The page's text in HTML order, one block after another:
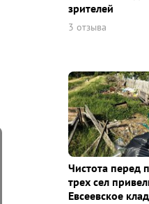
зрителей
3 отзыва
Чистота перед
трех сел
Евсеевское